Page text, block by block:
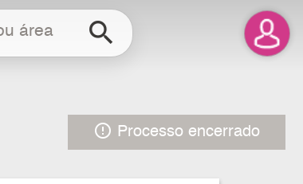
search
error_outline Processo encerrado